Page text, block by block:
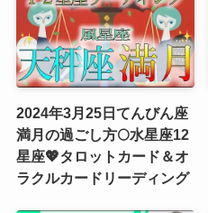
2024年3月25日てんびん座
満月の過ごし方🌕水星座12
星座💖タロットカード＆オ
ラクルカードリーディング